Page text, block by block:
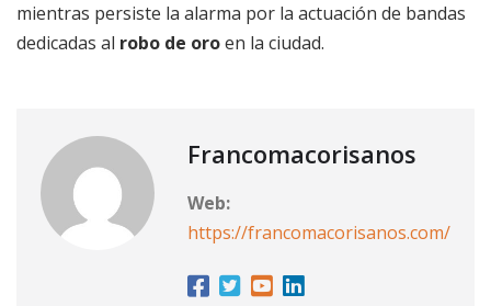
mientras persiste la alarma por la actuación de bandas
dedicadas al robo de oroen la ciudad.
Francomacorisanos
Web:
https://francomacorisanos.com/